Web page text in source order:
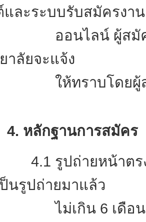
และระบบรับสมัครงาน
ลน์ ผู้สมัครสามา
าลัยจะแจ้ง
าบโดยผู้สมัครจ
กฐานการสมัคร
ปถ่ายหน้าตรง ไม่
นรูปถ่ายมาแล้ว
น 6 เดือน และถ่